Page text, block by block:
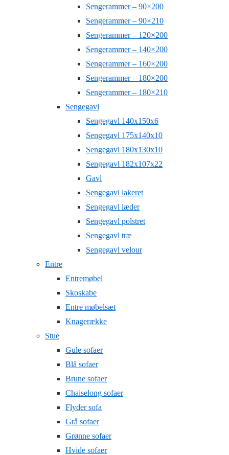
Sengerammer – 90×200
Sengerammer – 90×210
Sengerammer – 120×200
Sengerammer – 140×200
Sengerammer – 160×200
Sengerammer – 180×200
Sengerammer – 180×210
Sengegavl
Sengegavl 140x150x6
Sengegavl 175x140x10
Sengegavl 180x130x10
Sengegavl 182x107x22
Gavl
Sengegavl lakeret
Sengegavl læder
Sengegavl polstret
Sengegavl træ
Sengegavl velour
Entre
Entremøbel
Skoskabe
Entre møbelsæt
Knagerække
Stue
Gule sofaer
Blå sofaer
Brune sofaer
Chaiselong sofaer
Flyder sofa
Grå sofaer
Grønne sofaer
Hvide sofaer